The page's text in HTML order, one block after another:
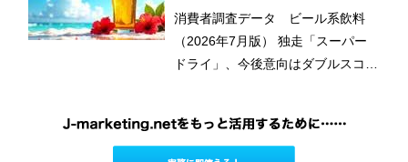
パードライ」、今後意向はダブ
ルスコアに
消費者調査データ ビール系飲料
（2026年7月版） 独走「スーパー
ドライ」、今後意向はダブルスコア